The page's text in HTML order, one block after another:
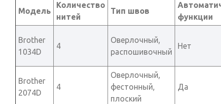
Модель
Количество
нитей
Тип швов
функции
Brother
1034D
4
Оверлочный,
распошивочный
Нет
Brother
2074D
4
Оверлочный,
фестонный,
плоский
Да